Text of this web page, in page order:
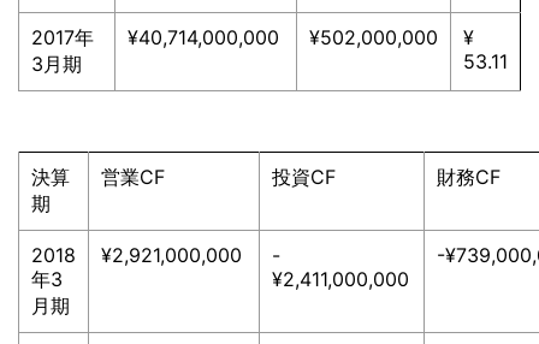
2017年
3月期
¥40,714,000,000 ¥502,000,000
¥
53.11
決算
期
営業CF 投資CF 財務CF
2018
年3
月期
¥2,921,000,000
-
¥2,411,000,000
-